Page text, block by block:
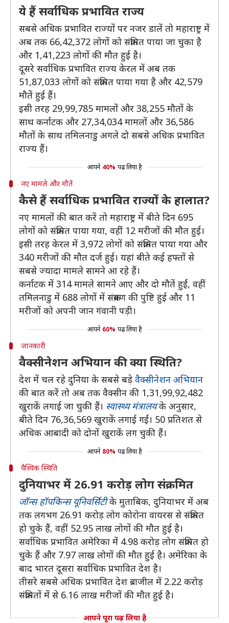
ये हैं सर्वाधिक प्रभावित राज्य
सबसे अधिक प्रभावित राज्यों पर नजर डालें तो महाराष्ट्र में
अब तक 66,42,372 लोगों को संक्रमित पाया जा चुका है
और 1,41,223 लोगों की मौत हुई है।
दूसरे सर्वाधिक प्रभावित राज्य केरल में अब तक
51,87,033 ​लोगों को संक्रमित पाया गया है और 42,579
मौतें हुई हैं।
इसी तरह 29,99,785 ​मामलों और 38,255 मौतों के
साथ कर्नाटक और 27,34,034 मामलों और 36,586 ​
मौतों के साथ तमिलनाडु अगले दो सबसे अधिक प्रभावित
राज्य हैं।
आपने 40% पढ़ लिया है
नए मामले और मौतें
कैसे हैं सर्वाधिक प्रभावित राज्यों के हालात?
नए मामलों की बात करें तो महाराष्ट्र में बीते दिन 695
लोगों को संक्रमित पाया गया, वहीं 12 मरीजों की मौत हुई।
इसी तरह केरल में 3,972 लोगों को संक्रमित पाया गया और
340 मरीजों की मौत दर्ज हुई। यहां बीते कई हफ्तों से
सबसे ज्यादा मामले सामने आ रहे हैं।
कर्नाटक में 314 मामले सामने आए और दो मौतें हुईं, वहीं
तमिलनाडु में 688 लोगों में संक्रमण की पुष्टि हुई और 11
मरीजों को अपनी जान गंवानी पड़ी।
आपने 60% पढ़ लिया है
जानकारी
वैक्सीनेशन अभियान की क्या स्थिति?
देश में चल रहे दुनिया के सबसे बड़े वैक्सीनेशन अभियान
की बात करें तो अब तक वैक्सीन की 1,31,99,92,482
खुराकें लगाई जा चुकी हैं। स्वास्थ्य मंत्रालयके अनुसार,
बीते दिन 76,36,569 खुराकें लगाई गईं। 50 प्रतिशत से
अधिक आबादी को दोनों खुराकें लग चुकी हैं।
आपने 80% पढ़ लिया है
वैश्विक स्थिति
दुनियाभर में 26.91 करोड़ लोग संक्रमित
जॉन्स हॉपकिन्स यूनिवर्सिटीके मुताबिक, दुनियाभर में अब
तक लगभग 26.91 करोड़ लोग कोरोना वायरस से संक्रमित
हो चुके हैं, वहीं 52.95 लाख लोगों की मौत हुई है।
सर्वाधिक प्रभावित अमेरिका में 4.98 करोड़ लोग संक्रमित हो
चुके हैं और 7.97 लाख लोगों की मौत हुई है। अमेरिका के
बाद भारत दूसरा सर्वाधिक प्रभावित देश है।
तीसरे सबसे अधिक प्रभावित देश ब्राजील में 2.22 करोड़
संक्रमितों में से 6.16 लाख मरीजों की मौत हुई है।
आपने पूरा पढ़ लिया है